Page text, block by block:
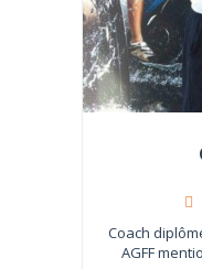
Coach
AGFF